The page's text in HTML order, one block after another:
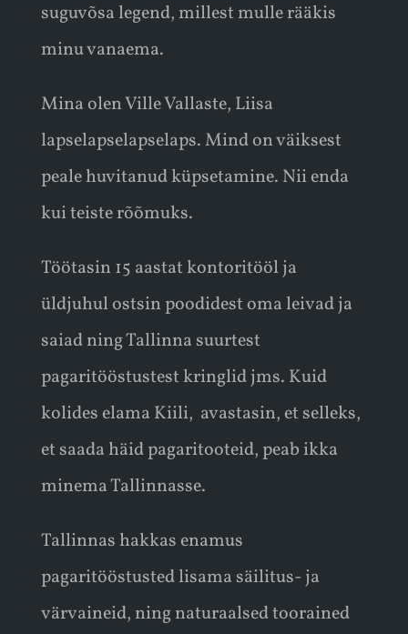
suguvõsa legend, millest mulle rääkis
minu vanaema.
Mina olen Ville Vallaste, Liisa
lapselapselapselaps. Mind on väiksest
peale huvitanud küpsetamine. Nii enda
kui teiste rõõmuks.
Töötasin 15 aastat kontoritööl ja
üldjuhul ostsin poodidest oma leivad ja
saiad ning Tallinna suurtest
pagaritööstustest kringlid jms. Kuid
kolides elama Kiili, avastasin, et selleks,
et saada häid pagaritooteid, peab ikka
minema Tallinnasse.
Tallinnas hakkas enamus
pagaritööstusted lisama säilitus- ja
värvaineid, ning naturaalsed toorained